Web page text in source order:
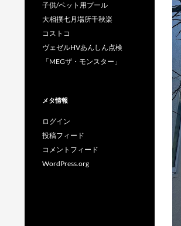
子供/ペット用プール
大相撲七月場所千秋楽
コストコ
ヴェゼルHVあんしん点検
「MEGザ・モンスター」
メタ情報
ログイン
投稿フィード
コメントフィード
WordPress.org